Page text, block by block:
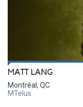
MATT LANG
Montréal, QC
MTelus